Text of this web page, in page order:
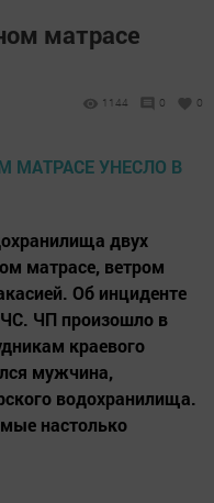
матрасе
1144 0 0
двух
матрасе, ветром
Об инциденте
ЧП произошло в
краевого
мужчина,
водохранилища.
настолько